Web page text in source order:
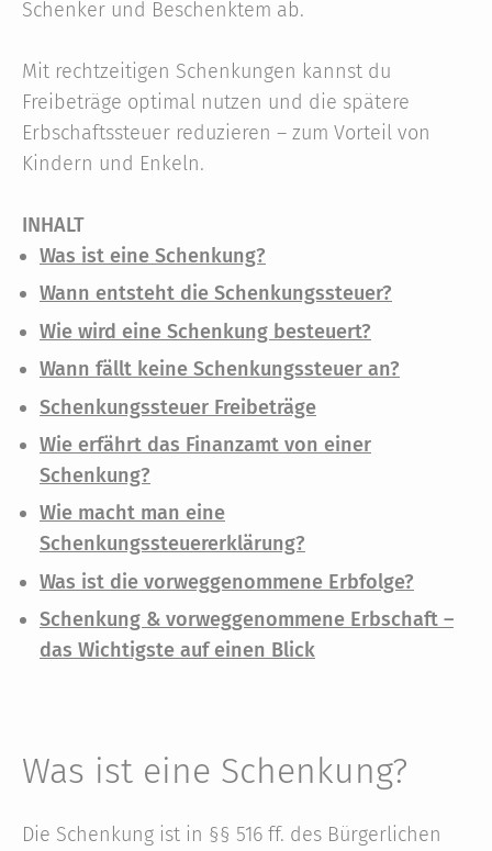
Schenker und Beschenktem ab.
Mit rechtzeitigen Schenkungen kannst du
Freibeträge optimal nutzen und die spätere
Erbschaftssteuer reduzieren – zum Vorteil von
Kindern und Enkeln.
INHALT
Was ist eine Schenkung?
Wann entsteht die Schenkungssteuer?
Wie wird eine Schenkung besteuert?
Wann fällt keine Schenkungssteuer an?
Schenkungssteuer Freibeträge
Wie erfährt das Finanzamt von einer
Schenkung?
Wie macht man eine
Schenkungssteuererklärung?
Was ist die vorweggenommene Erbfolge?
Schenkung & vorweggenommene Erbschaft –
das Wichtigste auf einen Blick
Was ist eine Schenkung?
Die Schenkung ist in §§ 516 ff. des Bürgerlichen